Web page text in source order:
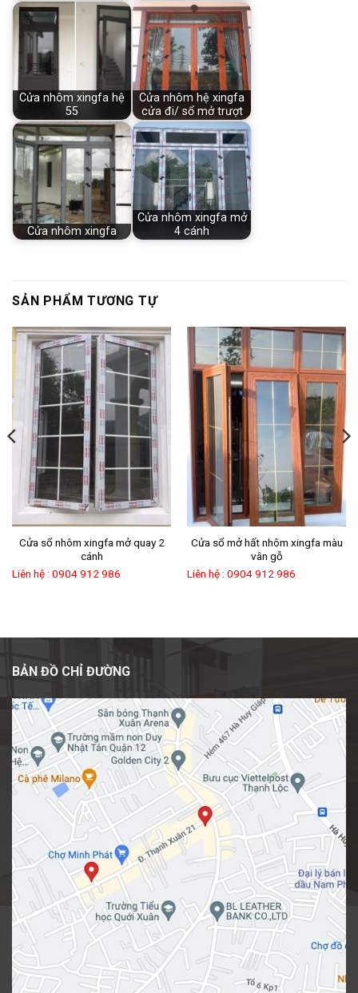
Cửa nhôm xingfa hệ
55
Cửa nhôm hệ xingfa
cửa đi/ sổ mở trượt
Cửa nhôm xingfa
Cửa nhôm xingfa mở
4 cánh
SẢN PHẨM TƯƠNG TỰ
Cửa sổ nhôm xingfa mở quay 2
cánh
Liên hệ : 0904 912 986
Cửa sổ mở hất nhôm xingfa màu
vân gỗ
Liên hệ : 0904 912 986
BẢN ĐỒ CHỈ ĐƯỜNG